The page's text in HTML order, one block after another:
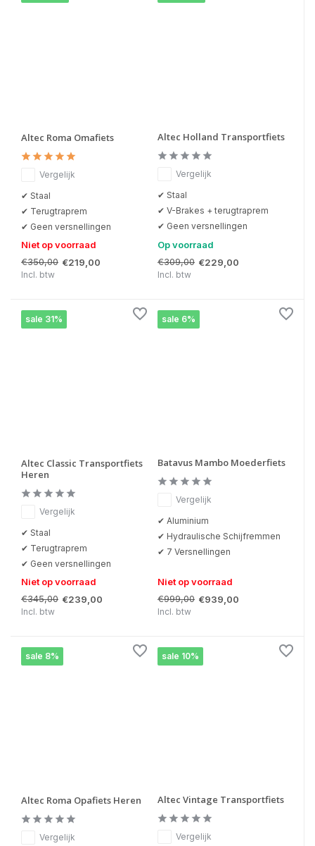
Altec Roma Omafiets
Vergelijk
✔ Staal
✔ Terugtraprem
✔ Geen versnellingen
Niet op voorraad
€350,00 €219,00
Incl. btw
Altec Holland Transportfiets
Vergelijk
✔ Staal
✔ V-Brakes + terugtraprem
✔ Geen versnellingen
Op voorraad
€309,00 €229,00
Incl. btw
sale 31%
Altec Classic Transportfiets
Heren
Vergelijk
✔ Staal
✔ Terugtraprem
✔ Geen versnellingen
Niet op voorraad
€345,00 €239,00
Incl. btw
sale 6%
Batavus Mambo Moederfiets
Vergelijk
✔ Aluminium
✔ Hydraulische Schijfremmen
✔ 7 Versnellingen
Niet op voorraad
€999,00 €939,00
Incl. btw
sale 8%
Altec Roma Opafiets Heren
Vergelijk
sale 10%
Altec Vintage Transportfiets
Vergelijk